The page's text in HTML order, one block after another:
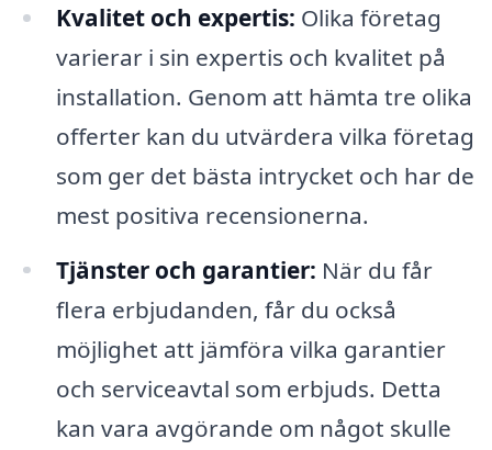
Kvalitet och expertis: Olika företag
varierar i sin expertis och kvalitet på
installation. Genom att hämta tre olika
offerter kan du utvärdera vilka företag
som ger det bästa intrycket och har de
mest positiva recensionerna.
Tjänster och garantier: När du får
flera erbjudanden, får du också
möjlighet att jämföra vilka garantier
och serviceavtal som erbjuds. Detta
kan vara avgörande om något skulle